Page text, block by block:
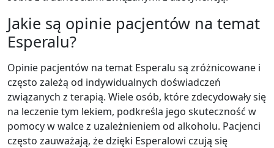
Jakie są opinie pacjentów na temat
Esperalu?
Opinie pacjentów na temat Esperalu są zróżnicowane i
często zależą od indywidualnych doświadczeń
związanych z terapią. Wiele osób, które zdecydowały się
na leczenie tym lekiem, podkreśla jego skuteczność w
pomocy w walce z uzależnieniem od alkoholu. Pacjenci
często zauważają, że dzięki Esperalowi czują się